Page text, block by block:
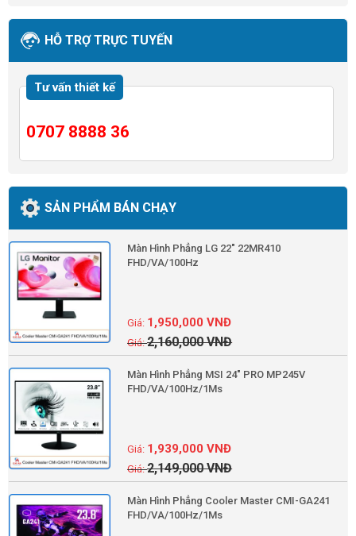
HỖ TRỢ TRỰC TUYẾN
Tư vấn thiết kế
0707 8888 36
SẢN PHẨM BÁN CHẠY
Màn Hình Phẳng LG 22" 22MR410
FHD/VA/100Hz
2,160,000VNĐ
1,950,000VNĐ
Màn Hình Phẳng MSI 24" PRO MP245V
FHD/VA/100Hz/1Ms
2,149,000VNĐ
1,939,000VNĐ
Màn Hình Phẳng Cooler Master CMI-GA241
FHD/VA/100Hz/1Ms